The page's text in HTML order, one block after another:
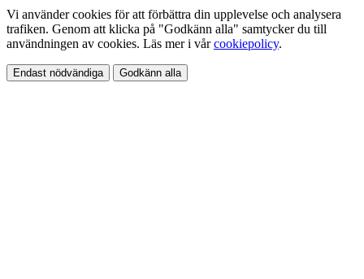
Vi använder cookies för att förbättra din upplevelse och analysera
trafiken. Genom att klicka på "Godkänn alla" samtycker du till
användningen av cookies. Läs mer i vårcookiepolicy.
Endast nödvändiga Godkänn alla